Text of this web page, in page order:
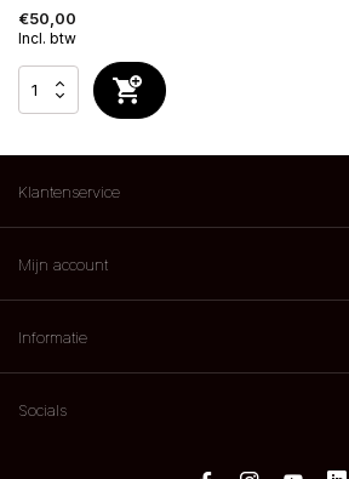
€50,00
Incl. btw
Klantenservice
Mijn account
Informatie
Socials